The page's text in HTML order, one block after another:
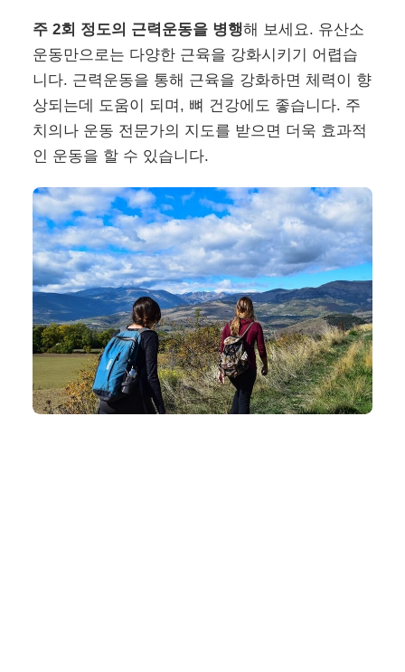
주 2회 정도의 근력운동을 병행해 보세요. 유산소
운동만으로는 다양한 근육을 강화시키기 어렵습
니다. 근력운동을 통해 근육을 강화하면 체력이 향
상되는데 도움이 되며, 뼈 건강에도 좋습니다. 주
치의나 운동 전문가의 지도를 받으면 더욱 효과적
인 운동을 할 수 있습니다.